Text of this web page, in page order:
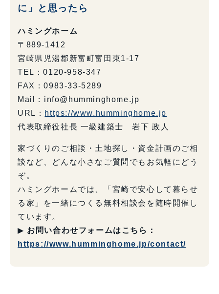
に」と思ったら
ハミングホーム
〒889-1412
宮崎県児湯郡新富町富田東1-17
TEL：0120-958-347
FAX：0983-33-5289
Mail：info@humminghome.jp
URL： https://www.humminghome.jp
代表取締役社長 一級建築士 岩下 政人
家づくりのご相談・土地探し・資金計画のご相
談など、どんな小さなご質問でもお気軽にどう
ぞ。
ハミングホームでは、「宮崎で安心して暮らせ
る家」を一緒につくる無料相談会を随時開催し
ています。
▶ お問い合わせフォームはこちら：
https://www.humminghome.jp/contact/